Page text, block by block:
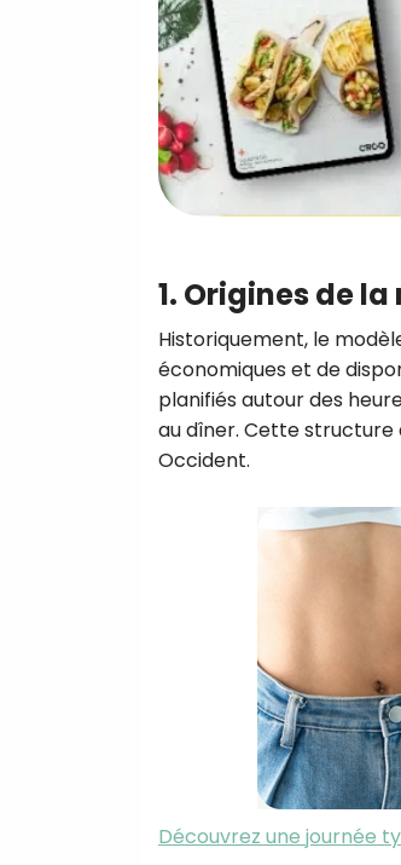
1. Origines de
Historiquement, le
économiques et de
planifiés autour des
au dîner. Cette structure
Occident.
Découvrez une journée